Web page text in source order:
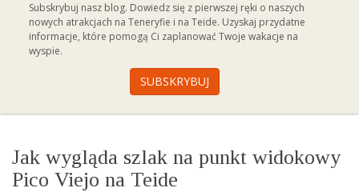
Subskrybuj nasz blog. Dowiedz się z pierwszej ręki o naszych
nowych atrakcjach na Teneryfie i na Teide. Uzyskaj przydatne
informacje, które pomogą Ci zaplanować Twoje wakacje na
wyspie.
Jak wygląda szlak na punkt widokowy
Pico Viejo na Teide